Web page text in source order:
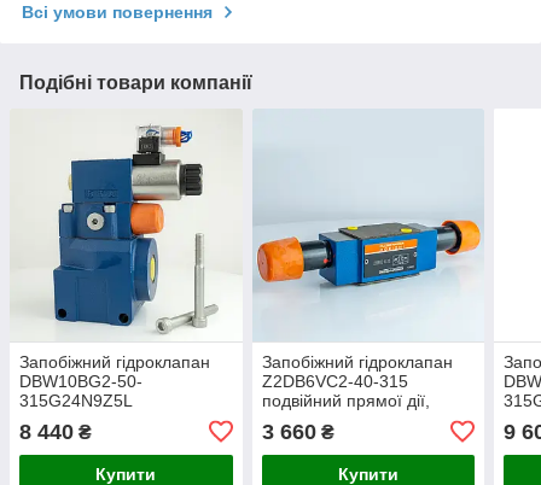
Всі умови повернення
Подібні товари компанії
Запобіжний гідроклапан
DBW10BG2-50-
315G24N9Z5L
нормально відкритий,
Ду10, 315 Бар
8 440 ₴
Купити
Запобіжний гідроклапан
Z2DB6VC2-40-315
подвійний прямої дії,
модульний монтаж, Ду-6,
315 Бар
3 660₴
Купити
9